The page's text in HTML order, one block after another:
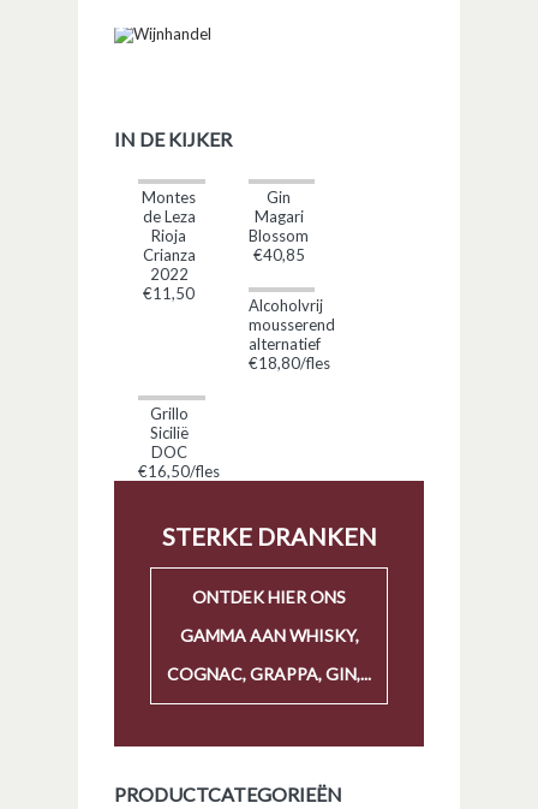
IN DE KIJKER
Montes
de Leza
Rioja
Crianza
2022
€11,50
Gin
Magari
Blossom
€40,85
Alcoholvrij
mousserend
alternatief
€18,80/fles
Grillo
Sicilië
DOC
€16,50/fles
STERKE DRANKEN
ONTDEK HIER ONS
GAMMA AAN WHISKY,
COGNAC, GRAPPA, GIN,...
PRODUCTCATEGORIEËN